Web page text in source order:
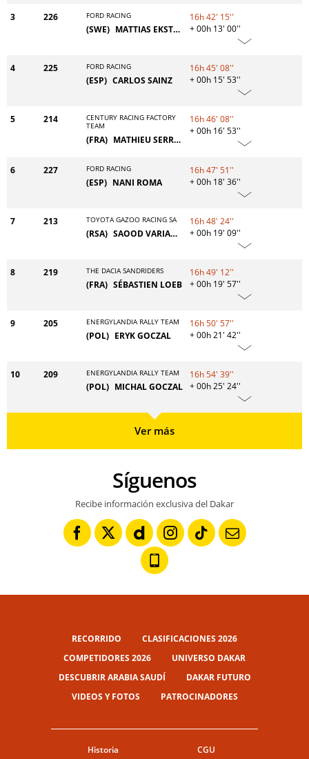
3 226 FORD RACING
(SWE) MATTIAS EKSTRÖM
16h 42' 15''
+ 00h 13' 00''
4 225 FORD RACING
(ESP) CARLOS SAINZ
16h 45' 08''
+ 00h 15' 53''
5 214
CENTURY RACING FACTORY
TEAM
(FRA) MATHIEU SERRADORI
16h 46' 08''
+ 00h 16' 53''
6 227 FORD RACING
(ESP) NANI ROMA
16h 47' 51''
+ 00h 18' 36''
7 213 TOYOTA GAZOO RACING SA
(RSA) SAOOD VARIAWA
16h 48' 24''
+ 00h 19' 09''
8 219 THE DACIA SANDRIDERS
(FRA) SÉBASTIEN LOEB
16h 49' 12''
+ 00h 19' 57''
9 205 ENERGYLANDIA RALLY TEAM
(POL) ERYK GOCZAL
16h 50' 57''
+ 00h 21' 42''
10 209 ENERGYLANDIA RALLY TEAM
(POL) MICHAL GOCZAL
16h 54' 39''
+ 00h 25' 24''
Ver más
Síguenos
Recibe información exclusiva del Dakar
RECORRIDO
CLASIFICACIONES 2026
COMPETIDORES 2026
UNIVERSO DAKAR
DESCUBRIR ARABIA SAUDÍ
DAKAR FUTURO
VIDEOS Y FOTOS
PATROCINADORES
Historia CGU